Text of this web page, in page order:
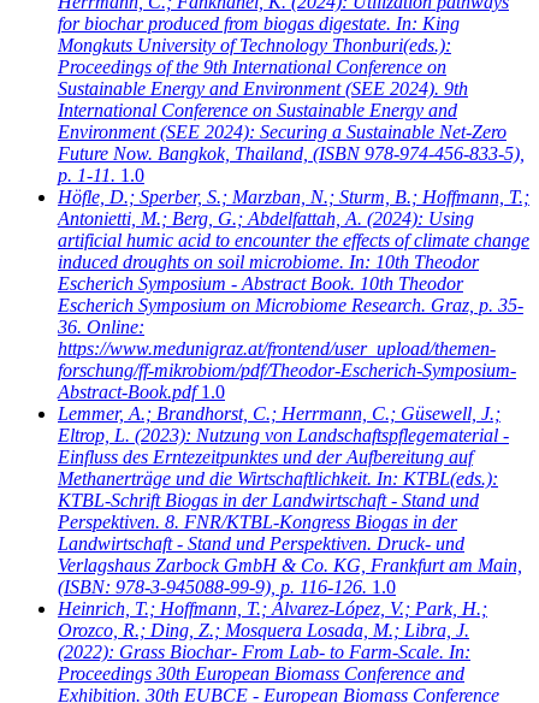
for biochar produced from biogas digestate. In: King
Mongkuts University of Technology Thonburi(eds.):
Proceedings of the 9th International Conference on
Sustainable Energy and Environment (SEE 2024). 9th
International Conference on Sustainable Energy and
Environment (SEE 2024): Securing a Sustainable Net-Zero
Future Now. Bangkok, Thailand, (ISBN 978-974-456-833-5),
p. 1-11. 1.0
Höfle, D.; Sperber, S.; Marzban, N.; Sturm, B.; Hoffmann, T.;
Antonietti, M.; Berg, G.; Abdelfattah, A. (2024): Using
artificial humic acid to encounter the effects of climate change
induced droughts on soil microbiome. In: 10th Theodor
Escherich Symposium - Abstract Book. 10th Theodor
Escherich Symposium on Microbiome Research. Graz, p. 35-
36. Online:
https://www.medunigraz.at/frontend/user_upload/themen-
forschung/ff-mikrobiom/pdf/Theodor-Escherich-Symposium-
Abstract-Book.pdf 1.0
Lemmer, A.; Brandhorst, C.; Herrmann, C.; Güsewell, J.;
Eltrop, L. (2023): Nutzung von Landschaftspflegematerial -
Einfluss des Erntezeitpunktes und der Aufbereitung auf
Methanerträge und die Wirtschaftlichkeit. In: KTBL(eds.):
KTBL-Schrift Biogas in der Landwirtschaft - Stand und
Perspektiven. 8. FNR/KTBL-Kongress Biogas in der
Landwirtschaft - Stand und Perspektiven. Druck- und
Verlagshaus Zarbock GmbH & Co. KG, Frankfurt am Main,
(ISBN: 978-3-945088-99-9), p. 116-126. 1.0
Heinrich, T.; Hoffmann, T.; Álvarez-López, V.; Park, H.;
Orozco, R.; Ding, Z.; Mosquera Losada, M.; Libra, J.
(2022): Grass Biochar- From Lab- to Farm-Scale. In:
Proceedings 30th European Biomass Conference and
Exhibition. 30th EUBCE - European Biomass Conference